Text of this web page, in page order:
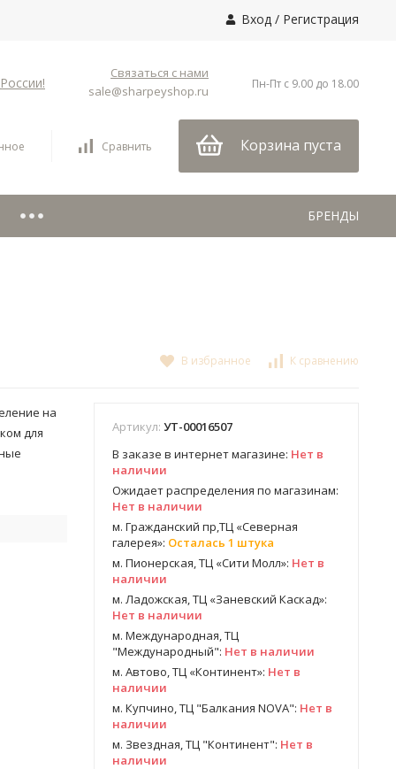
Вход / Регистрация
Связаться с нами
sale@sharpeyshop.ru
Пн-Пт с 9.00 до 18.00
Сравнить Корзина пуста
БРЕНДЫ
В избранное К сравнению
на
для
Артикул: УТ-00016507
В заказе в интернет магазине: Нет в
наличии
Ожидает распределения по магазинам:
Нет в наличии
м. Гражданский пр,ТЦ «Северная
галерея»: Осталась 1 штука
м. Пионерская, ТЦ «Сити Молл»: Нет в
наличии
м. Ладожская, ТЦ «Заневский Каскад»:
Нет в наличии
м. Международная, ТЦ
"Международный": Нет в наличии
м. Автово, ТЦ «Континент»: Нет в
наличии
м. Купчино, ТЦ "Балкания NOVA": Нет в
наличии
м. Звездная, ТЦ "Континент": Нет в
наличии